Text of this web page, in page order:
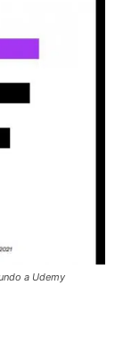
a Udemy